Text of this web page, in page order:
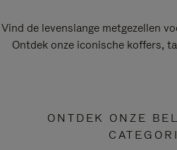
Vind de levenslange metgezellen
Ontdek onze iconische koffers,
ONTDEK ONZE